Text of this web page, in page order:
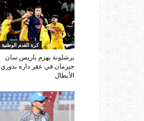
كرة القدم الوطنية
برشلونة يهزم باريس سان
جيرمان في عقر داره بدوري
الأبطال